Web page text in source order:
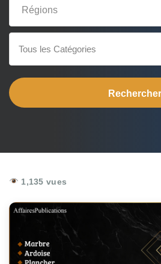
Tous les Catégories
1,135 vues